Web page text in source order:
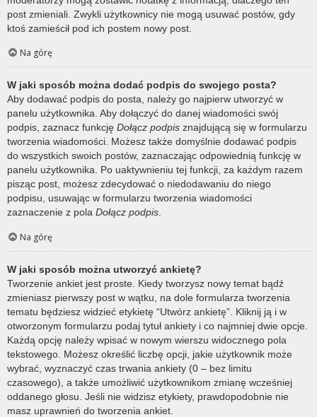
post zmieniali. Zwykli użytkownicy nie mogą usuwać postów, gdy
ktoś zamieścił pod ich postem nowy post.
Na górę
W jaki sposób można dodać podpis do swojego posta?
Aby dodawać podpis do posta, należy go najpierw utworzyć w
panelu użytkownika. Aby dołączyć do danej wiadomości swój
podpis, zaznacz funkcję Dołącz podpis znajdującą się w formularzu
tworzenia wiadomości. Możesz także domyślnie dodawać podpis
do wszystkich swoich postów, zaznaczając odpowiednią funkcję w
panelu użytkownika. Po uaktywnieniu tej funkcji, za każdym razem
pisząc post, możesz zdecydować o niedodawaniu do niego
podpisu, usuwając w formularzu tworzenia wiadomości
zaznaczenie z pola Dołącz podpis.
Na górę
W jaki sposób można utworzyć ankietę?
Tworzenie ankiet jest proste. Kiedy tworzysz nowy temat bądź
zmieniasz pierwszy post w wątku, na dole formularza tworzenia
tematu będziesz widzieć etykietę “Utwórz ankietę”. Kliknij ją i w
otworzonym formularzu podaj tytuł ankiety i co najmniej dwie opcje.
Każdą opcję należy wpisać w nowym wierszu widocznego pola
tekstowego. Możesz określić liczbę opcji, jakie użytkownik może
wybrać, wyznaczyć czas trwania ankiety (0 – bez limitu
czasowego), a także umożliwić użytkownikom zmianę wcześniej
oddanego głosu. Jeśli nie widzisz etykiety, prawdopodobnie nie
masz uprawnień do tworzenia ankiet.